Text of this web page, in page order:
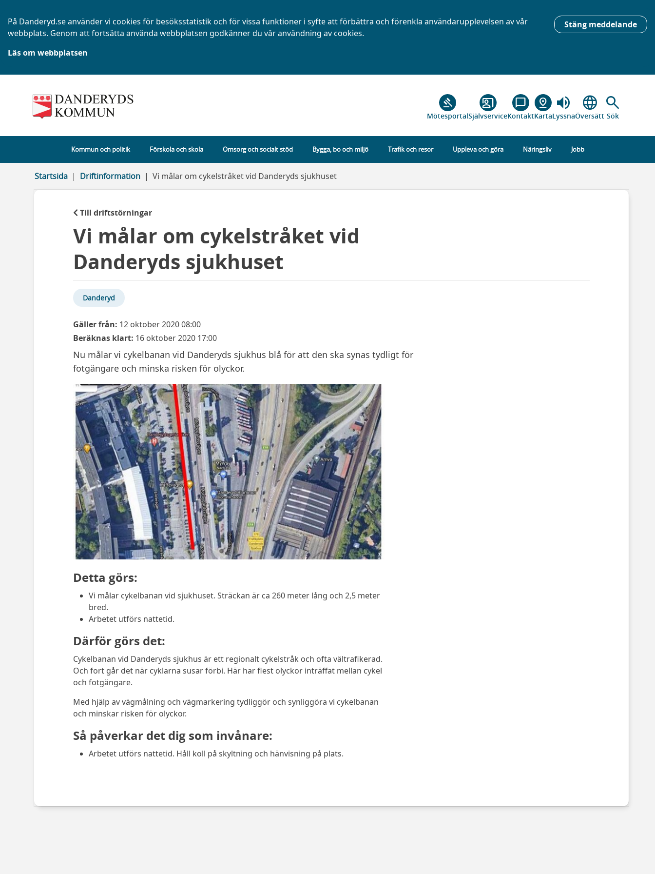
Stäng meddelande
På Danderyd.se använder vi cookies för besöksstatistik och för vissa funktioner i syfte att förbättra och förenkla användarupplevelsen av vår
webbplats. Genom att fortsätta använda webbplatsen godkänner du vår användning av cookies.
Läs om webbplatsen
gavel
Mötesportal
co_present
Självservice
chat_bubble_outline
Kontakt
pin_drop
Karta
volume_up
Lyssna
language
Översätt
search
Sök
Kommun och politik Förskola och skola Omsorg och socialt stöd Bygga, bo och miljö Trafik och resor Uppleva och göra Näringsliv Jobb
Startsida Driftinformation Vi målar om cykelstråket vid Danderyds sjukhuset
Till driftstörningar
Vi målar om cykelstråket vid
Danderyds sjukhuset
Danderyd
Gäller från: 12 oktober 2020 08:00
Beräknas klart: 16 oktober 2020 17:00
Nu målar vi cykelbanan vid Danderyds sjukhus blå för att den ska synas tydligt för
fotgängare och minska risken för olyckor.
Detta görs:
Vi målar cykelbanan vid sjukhuset. Sträckan är ca 260 meter lång och 2,5 meter
bred.
Arbetet utförs nattetid.
Därför görs det:
Cykelbanan vid Danderyds sjukhus är ett regionalt cykelstråk och ofta vältrafikerad.
Och fort går det när cyklarna susar förbi. Här har flest olyckor inträffat mellan cykel
och fotgängare.
Med hjälp av vägmålning och vägmarkering tydliggör och synliggöra vi cykelbanan
och minskar risken för olyckor.
Så påverkar det dig som invånare:
Arbetet utförs nattetid. Håll koll på skyltning och hänvisning på plats.